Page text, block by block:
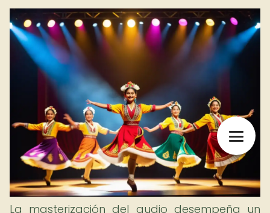
La masterización del audio desempeña un